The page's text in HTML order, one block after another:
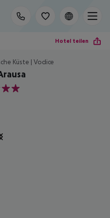
Hotel teilen
Küste | Vodice